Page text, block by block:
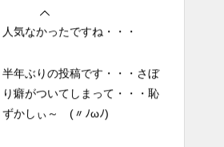
り癖がついてしまって・・・恥
ずかしぃ～ (〃ﾉωﾉ)